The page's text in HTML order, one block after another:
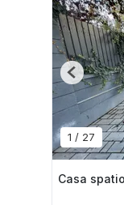
1 / 27
Previous
Casa